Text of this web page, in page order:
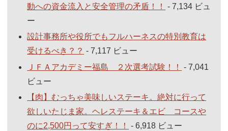
動への資金流入と安全管理の矛盾！！
- 7,134 ビュ
ー
設計事務所や役所でもフルハーネスの特別教育は
受けるべき？？ - 7,117 ビュー
ＪＦＡアカデミー福島 ２次選考試験！！
- 7,041
ビュー
【肉】むっちゃ美味しいステーキ。絶対に行って
欲しいたじま家。ヘレステーキ＆エビ コースや
のに2,500円って安すぎ！！
- 6,918 ビュー